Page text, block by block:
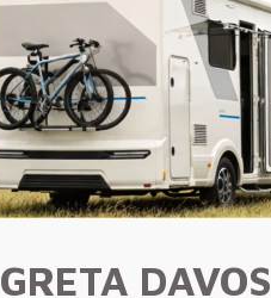
GRETA DAVOS